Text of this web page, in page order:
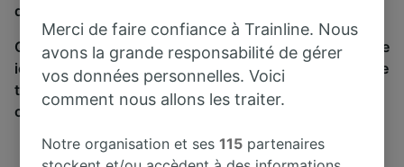
de trajets et les prix des voyages, en train et en bus.
Qu’importe votre destination, votre voyage commence
ici. Nous collaborons avec plus de 170 compagnies de
train et de bus. Consultez et achetez vos billets sur
cette page.
Merci de faire confiance à Trainline. Nous
avons la grande responsabilité de gérer
vos données personnelles. Voici
comment nous allons les traiter.
Notre organisation et ses115 partenaires